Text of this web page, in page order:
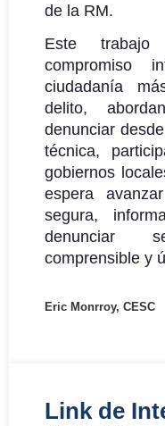
de la RM.
Este
compromiso
ciudadanía
delito,
denunciar
técnica,
gobiernos
espera
segura,
denunciar
comprensible y
Eric Monrroy, CESC
Link de